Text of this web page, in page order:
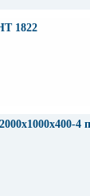
1822
4